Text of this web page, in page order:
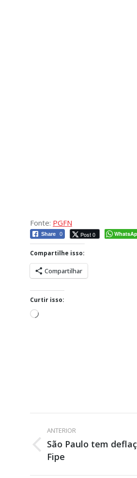
Fonte: PGFN
Share 0 Post 0
Compartilhe isso:
Compartilhar
Curtir isso:
Carregando...
Navegação
de
post:
ANTERIOR
Post
anterior:
São Paulo tem
Fipe